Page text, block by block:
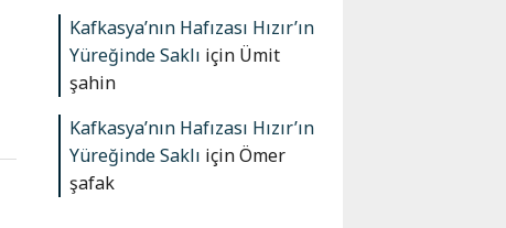
Kafkasya’nın Hafızası Hızır’ın
Yüreğinde Saklı için Ümit
şahin
Kafkasya’nın Hafızası Hızır’ın
Yüreğinde Saklı içinÖmer
şafak